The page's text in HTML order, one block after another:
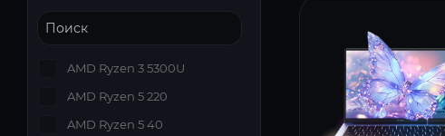
AMD Ryzen 3 5300U
AMD Ryzen 5 220
AMD Ryzen 5 40